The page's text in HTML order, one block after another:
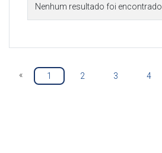
Nenhum resultado foi encontrado.
« 1 2 3 4